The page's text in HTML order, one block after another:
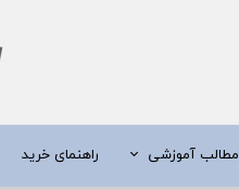
مطالب آموزشی راهنمای خرید